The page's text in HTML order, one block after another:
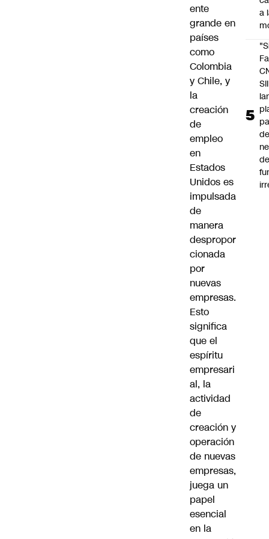
ente
grande en
países
como
Colombia
y Chile, y
la
creación
de
empleo
en
Estados
Unidos es
impulsada
de
manera
despropor
cionada
por
nuevas
empresas.
Esto
significa
que el
espíritu
empresari
al, la
actividad
de
creación y
operación
de nuevas
empresas,
juega un
papel
esencial
en la
a
SII
de